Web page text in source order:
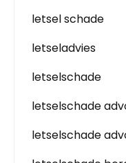
letsel schade
letseladvies
letselschade
letselschade
letselschade